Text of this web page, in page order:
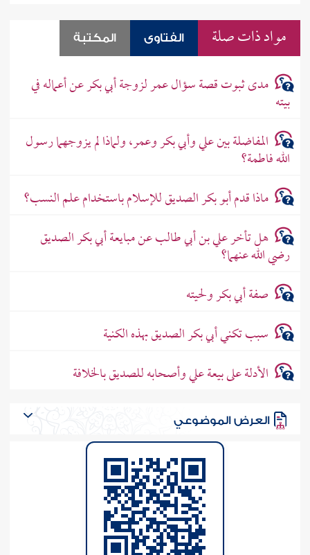
مواد ذات صلة الفتاوى المكتبة
مدى ثبوت قصة سؤال عمر لزوجة أبي بكر عن أعماله في
بيته
المفاضلة بين علي وأبي بكر وعمر، ولماذا لم يزوجهما رسول
الله فاطمة؟
ماذا قدم أبو بكر الصديق للإسلام باستخدام علم النسب؟
هل تأخر علي بن أبي طالب عن مبايعة أبي بكر الصديق
رضي الله عنهما؟
صفة أبي بكر ولحيته
سبب تكني أبي بكر الصديق بهذه الكنية
الأدلة على بيعة علي وأصحابه للصديق بالخلافة
العرض الموضوعي